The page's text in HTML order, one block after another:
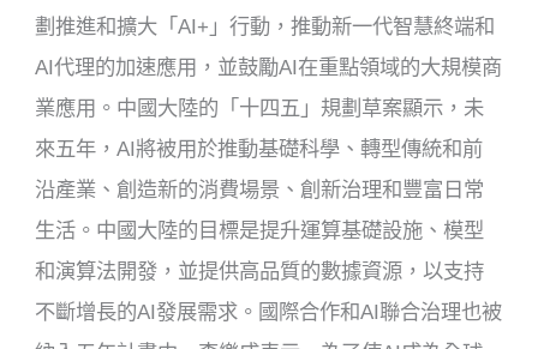
劃推進和擴大「AI+」行動，推動新一代智慧終端和
AI代理的加速應用，並鼓勵AI在重點領域的大規模商
業應用。中國大陸的「十四五」規劃草案顯示，未
來五年，AI將被用於推動基礎科學、轉型傳統和前
沿產業、創造新的消費場景、創新治理和豐富日常
生活。中國大陸的目標是提升運算基礎設施、模型
和演算法開發，並提供高品質的數據資源，以支持
不斷增長的AI發展需求。國際合作和AI聯合治理也被